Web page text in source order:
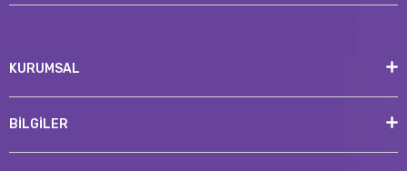
KURUMSAL
BİLGİLER